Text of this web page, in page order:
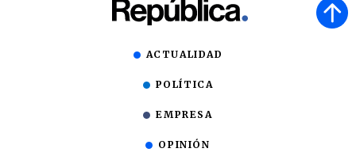
ACTUALIDAD
POLÍTICA
EMPRESA
OPINIÓN